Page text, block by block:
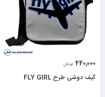
440,000 تومان
کیف دوشی طرح FLY GIRL